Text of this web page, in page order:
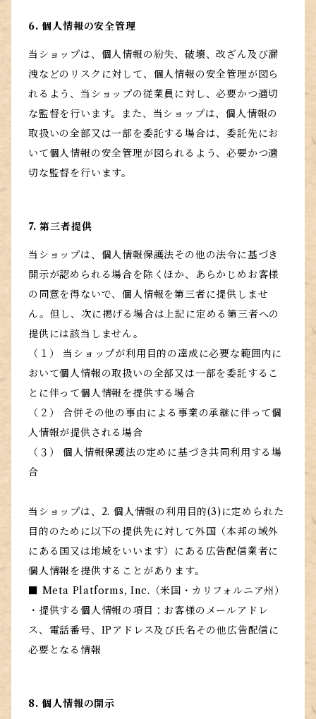
6. 個人情報の安全管理
当ショップは、個人情報の紛失、破壊、改ざん及び漏
洩などのリスクに対して、個人情報の安全管理が図ら
れるよう、当ショップの従業員に対し、必要かつ適切
な監督を行います。また、当ショップは、個人情報の
取扱いの全部又は一部を委託する場合は、委託先にお
いて個人情報の安全管理が図られるよう、必要かつ適
切な監督を行います。
7. 第三者提供
当ショップは、個人情報保護法その他の法令に基づき
開示が認められる場合を除くほか、あらかじめお客様
の同意を得ないで、個人情報を第三者に提供しませ
ん。但し、次に掲げる場合は上記に定める第三者への
提供には該当しません。
（１） 当ショップが利用目的の達成に必要な範囲内に
おいて個人情報の取扱いの全部又は一部を委託するこ
とに伴って個人情報を提供する場合
（２） 合併その他の事由による事業の承継に伴って個
人情報が提供される場合
（３） 個人情報保護法の定めに基づき共同利用する場
合
当ショップは、2. 個人情報の利用目的(3)に定められた
目的のために以下の提供先に対して外国（本邦の域外
にある国又は地域をいいます）にある広告配信業者に
個人情報を提供することがあります。
■ Meta Platforms, Inc.（米国・カリフォルニア州）
・提供する個人情報の項目：お客様のメールアドレ
ス、電話番号、IPアドレス及び氏名その他広告配信に
必要となる情報
8. 個人情報の開示